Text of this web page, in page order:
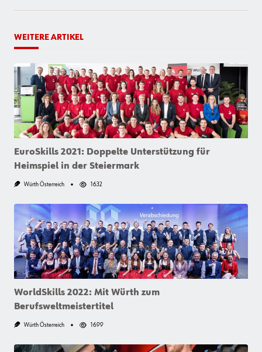
WEITERE ARTIKEL
EuroSkills 2021: Doppelte Unterstützung für
Heimspiel in der Steiermark
Würth Österreich 1632
WorldSkills 2022: Mit Würth zum
Berufsweltmeistertitel
Würth Österreich 1699